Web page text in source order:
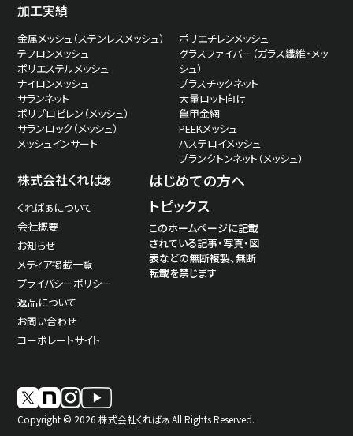
加工実績
金属メッシュ（ステンレスメッシュ）
テフロンメッシュ
ポリエステルメッシュ
ナイロンメッシュ
サランネット
ポリプロピレン（メッシュ）
サランロック（メッシュ）
メッシュインサート
ポリエチレンメッシュ
グラスファイバー（ガラス繊維・メッ
シュ）
プラスチックネット
大量ロット向け
亀甲金網
PEEKメッシュ
ハステロイメッシュ
プランクトンネット（メッシュ）
株式会社くればぁ
くればぁについて
会社概要
お知らせ
メディア掲載一覧
プライバシーポリシー
返品について
お問い合わせ
コーポレートサイト
はじめての方へ
トピックス
このホームページに記載
されている記事・写真・図
表などの無断複製、無断
転載を禁じます
Copyright © 2026 株式会社くればぁ All Rights Reserved.